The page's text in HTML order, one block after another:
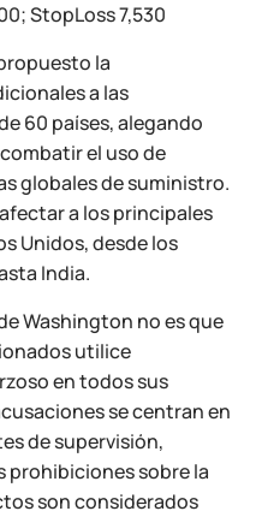
StopLoss 7,530
la
a las
60 países, alegando
el uso de
globales de suministro.
a los principales
Unidos, desde los
India.
Washington no es que
utilice
en todos sus
se centran en
de supervisión,
prohibiciones sobre la
son considerados